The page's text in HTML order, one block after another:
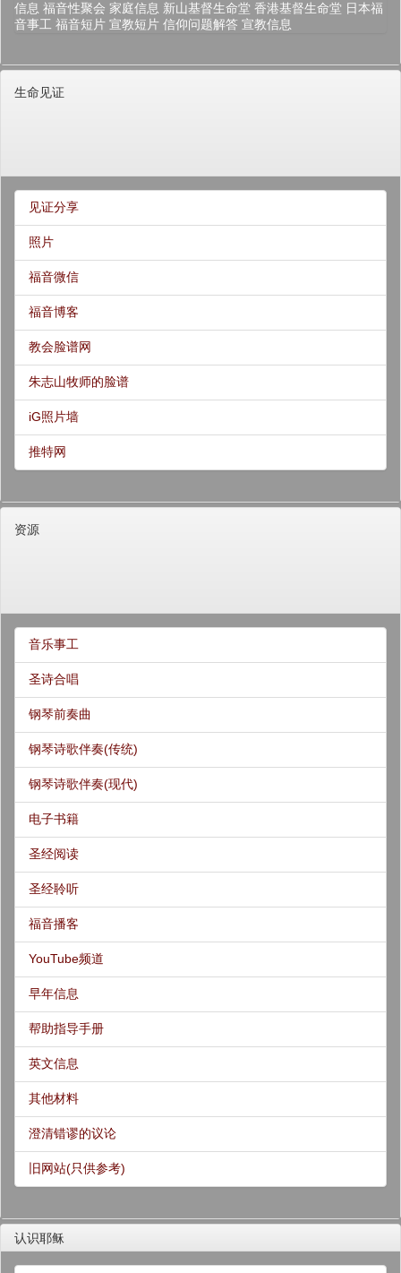
信息 福音性聚会 家庭信息 新山基督生命堂 香港基督生命堂 日本福
音事工 福音短片 宣教短片 信仰问题解答 宣教信息
生命见证
见证分享
照片
福音微信
福音博客
教会脸谱网
朱志山牧师的脸谱
iG照片墙
推特网
资源
音乐事工
圣诗合唱
钢琴前奏曲
钢琴诗歌伴奏(传统)
钢琴诗歌伴奏(现代)
电子书籍
圣经阅读
圣经聆听
福音播客
YouTube频道
早年信息
帮助指导手册
英文信息
其他材料
澄清错谬的议论
旧网站(只供参考)
认识耶稣